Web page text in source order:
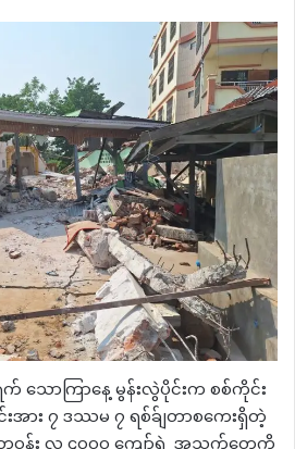
သောကြာနေ့ မွန်းလွဲပိုင်းက စစ်ကိုင်း
အား ၇ ဒဿမ ၇ ရစ်ခ်ျတာစကေးရှိတဲ့